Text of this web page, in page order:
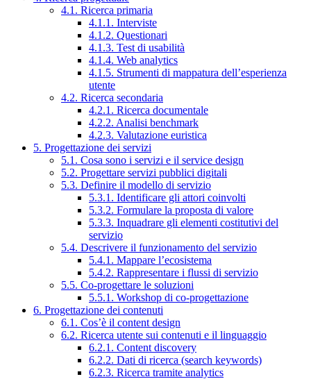
4.1. Ricerca primaria
4.1.1. Interviste
4.1.2. Questionari
4.1.3. Test di usabilità
4.1.4. Web analytics
4.1.5. Strumenti di mappatura dell’esperienza
utente
4.2. Ricerca secondaria
4.2.1. Ricerca documentale
4.2.2. Analisi benchmark
4.2.3. Valutazione euristica
5. Progettazione dei servizi
5.1. Cosa sono i servizi e il service design
5.2. Progettare servizi pubblici digitali
5.3. Definire il modello di servizio
5.3.1. Identificare gli attori coinvolti
5.3.2. Formulare la proposta di valore
5.3.3. Inquadrare gli elementi costitutivi del
servizio
5.4. Descrivere il funzionamento del servizio
5.4.1. Mappare l’ecosistema
5.4.2. Rappresentare i flussi di servizio
5.5. Co-progettare le soluzioni
5.5.1. Workshop di co-progettazione
6. Progettazione dei contenuti
6.1. Cos’è il content design
6.2. Ricerca utente sui contenuti e il linguaggio
6.2.1. Content discovery
6.2.2. Dati di ricerca (search keywords)
6.2.3. Ricerca tramite analytics